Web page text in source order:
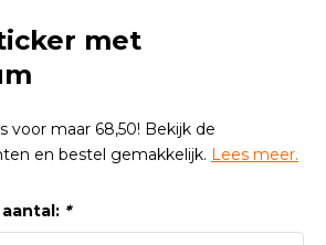
met
voor maar 68,50! Bekijk de
en bestel gemakkelijk. Lees meer.
*